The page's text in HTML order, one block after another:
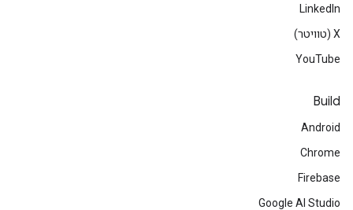
LinkedIn
‫X (טוויטר)
YouTube
Build
Android
Chrome
Firebase
Google AI Studio